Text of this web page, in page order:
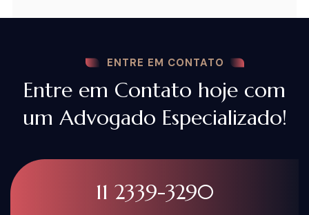
ENTRE EM CONTATO
Entre em Contato hoje com
um Advogado Especializado!
11 2339-3290